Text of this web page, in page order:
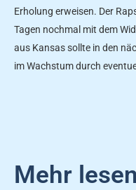
Erholung erweisen. Der
Tagen nochmal mit dem
aus Kansas sollte in den
im Wachstum durch
Mehr lesen